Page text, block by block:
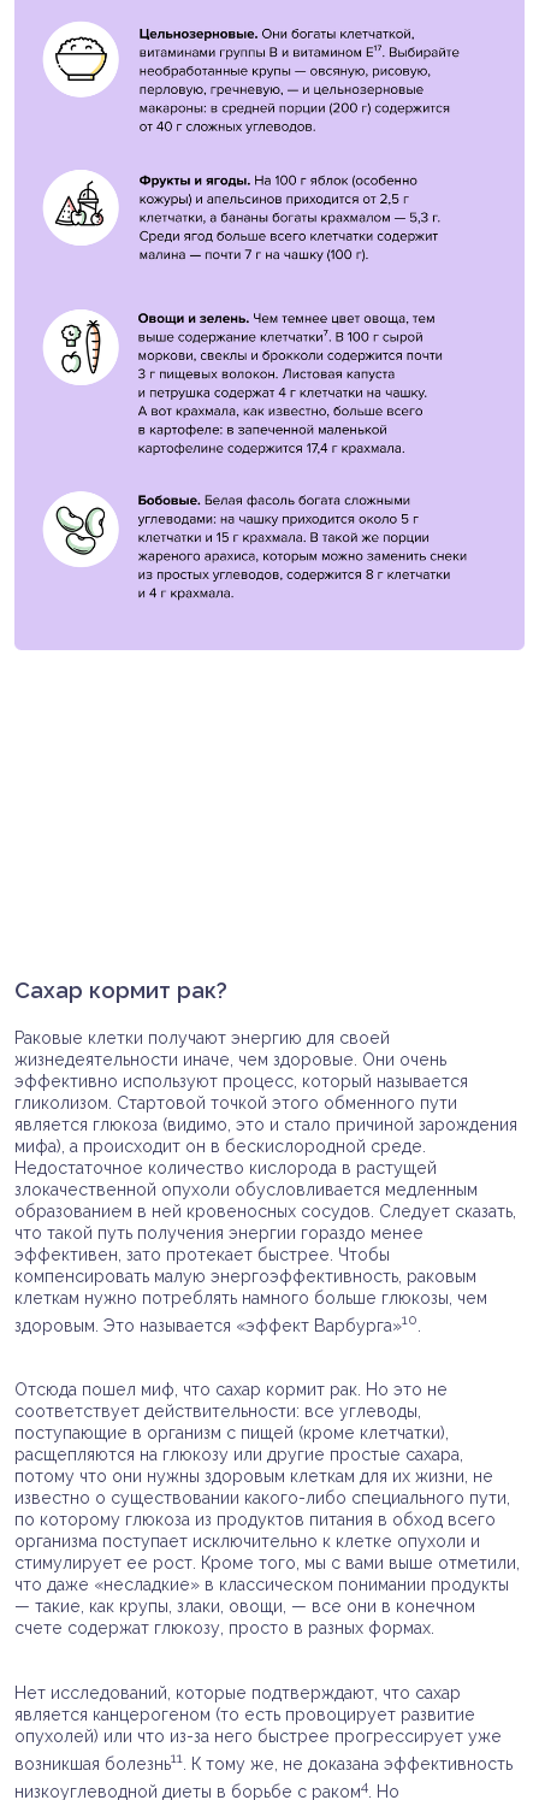
Сахар кормит рак?
Раковые клетки получают энергию для своей
жизнедеятельности иначе, чем здоровые. Они очень
эффективно используют процесс, который называется
гликолизом. Стартовой точкой этого обменного пути
является глюкоза (видимо, это и стало причиной зарождения
мифа), а происходит он в бескислородной среде.
Недостаточное количество кислорода в растущей
злокачественной опухоли обусловливается медленным
образованием в ней кровеносных сосудов. Следует сказать,
что такой путь получения энергии гораздо менее
эффективен, зато протекает быстрее. Чтобы
компенсировать малую энергоэффективность, раковым
клеткам нужно потреблять намного больше глюкозы, чем
здоровым. Это называется «эффект Варбурга»10
Отсюда пошел миф, что сахар кормит рак. Но это не
соответствует действительности: все углеводы,
поступающие в организм с пищей (кроме клетчатки),
расщепляются на глюкозу или другие простые сахара,
потому что они нужны здоровым клеткам для их жизни, не
известно о существовании какого-либо специального пути,
по которому глюкоза из продуктов питания в обход всего
организма поступает исключительно к клетке опухоли и
стимулирует ее рост. Кроме того, мы с вами выше отметили,
что даже «несладкие» в классическом понимании продукты
— такие, как крупы, злаки, овощи, — все они в конечном
счете содержат глюкозу, просто в разных формах.
Нет исследований, которые подтверждают, что сахар
является канцерогеном (то есть провоцирует развитие
опухолей) или что из-за него быстрее прогрессирует уже
возникшая болезнь11 . К тому же, не доказана эффективность
низкоуглеводной диеты в борьбе с раком4 . Но